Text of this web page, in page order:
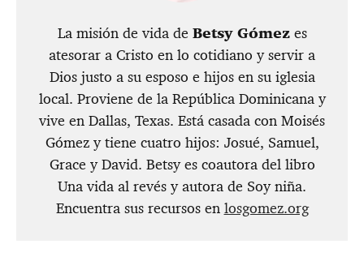
La misión de vida de Betsy Gómezes
atesorar a Cristo en lo cotidiano y servir a
Dios justo a su esposo e hijos en su iglesia
local. Proviene de la República Dominicana y
vive en Dallas, Texas. Está casada con Moisés
Gómez y tiene cuatro hijos: Josué, Samuel,
Grace y David. Betsy es coautora del libro
Una vida al revés y autora de Soy niña.
Encuentra sus recursos en losgomez.org